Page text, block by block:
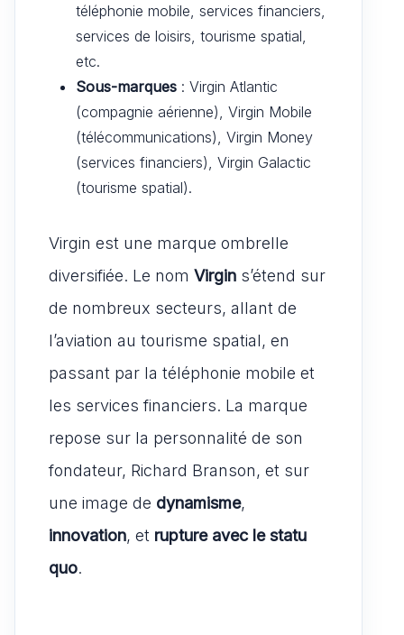
téléphonie mobile, services financiers,
services de loisirs, tourisme spatial,
etc.
Sous-marques : Virgin Atlantic
(compagnie aérienne), Virgin Mobile
(télécommunications), Virgin Money
(services financiers), Virgin Galactic
(tourisme spatial).
Virgin est une marque ombrelle
diversifiée. Le nom Virgin s’étend sur
de nombreux secteurs, allant de
l’aviation au tourisme spatial, en
passant par la téléphonie mobile et
les services financiers. La marque
repose sur la personnalité de son
fondateur, Richard Branson, et sur
une image de dynamisme,
innovation, et rupture avec le statu
quo.